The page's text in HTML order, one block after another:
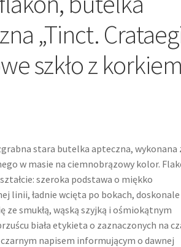
„Tinct.
szkło z korkiem
stara butelka apteczna, wykonana
w masie na ciemnobrązowy kolor.
szeroka podstawa o miękko
linii, ładnie wcięta po bokach, doskonale
ze smukłą, wąską szyjką i ośmiokątnym
biała etykieta o zaznaczonych na
napisem informującym o dawnej